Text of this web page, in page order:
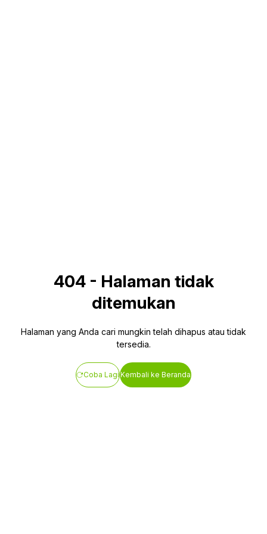
404- Halaman tidak
ditemukan
Halaman yang Anda cari mungkin telah dihapus atau tidak
tersedia.
Coba LagiKembali ke Beranda